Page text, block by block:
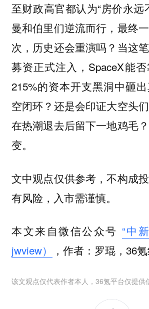
至财政高官都认为“房价永远
曼和伯里们逆流而行，最终
次，历史还会重演吗？当这
募资正式注入，SpaceX能
215%的资本开支黑洞中砸
空闭环？还是会印证大空头
在热潮退去后留下一地鸡毛
变。
文中观点仅供参考，不构成
有风险，入市需谨慎。
本文来自微信公众号 “中
jwview）
，作者：罗琨，36
该文观点仅代表作者本人，36氪平台仅提供